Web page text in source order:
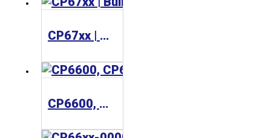
CP67xx | Built-in Panel PC
CP6600, CP6606 | Built-in Panel PC